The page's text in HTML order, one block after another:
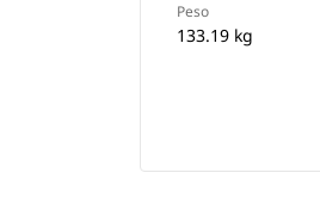
Peso
133.19 kg